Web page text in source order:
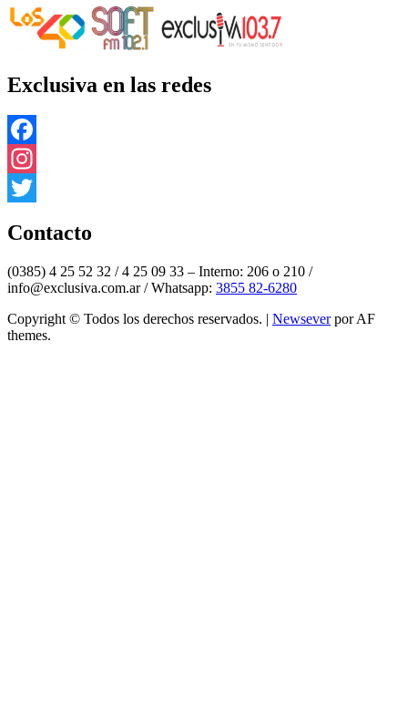
Exclusiva en las redes
Facebook
Instagram
Contacto
(0385) 4 25 52 32 / 4 25 09 33 – Interno: 206 o 210 /
info@exclusiva.com.ar / Whatsapp: 3855 82-6280
Copyright © Todos los derechos reservados. | Newseverpor AF
themes.